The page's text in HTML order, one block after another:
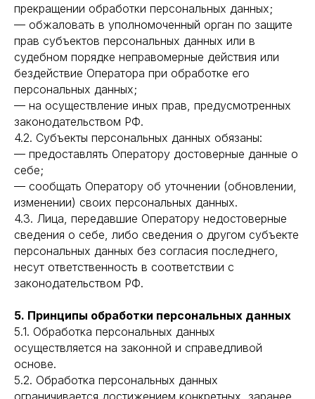
прекращении обработки персональных данных;
— обжаловать в уполномоченный орган по защите
прав субъектов персональных данных или в
судебном порядке неправомерные действия или
бездействие Оператора при обработке его
персональных данных;
— на осуществление иных прав, предусмотренных
законодательством РФ.
4.2. Субъекты персональных данных обязаны:
— предоставлять Оператору достоверные данные о
себе;
— сообщать Оператору об уточнении (обновлении,
изменении) своих персональных данных.
4.3. Лица, передавшие Оператору недостоверные
сведения о себе, либо сведения о другом субъекте
персональных данных без согласия последнего,
несут ответственность в соответствии с
законодательством РФ.
5. Принципы обработки персональных данных
5.1. Обработка персональных данных
осуществляется на законной и справедливой
основе.
5.2. Обработка персональных данных
ограничивается достижением конкретных, заранее